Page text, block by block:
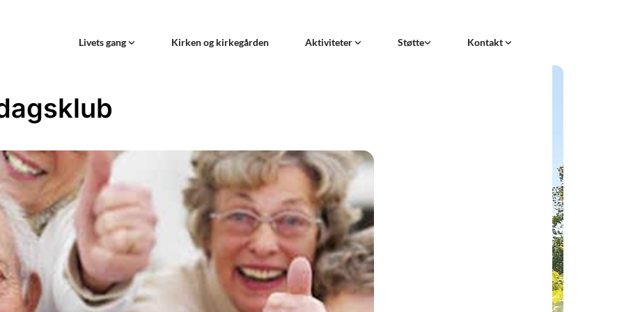
Livets gang Kirken og kirkegården Aktiviteter Støtte Kontakt